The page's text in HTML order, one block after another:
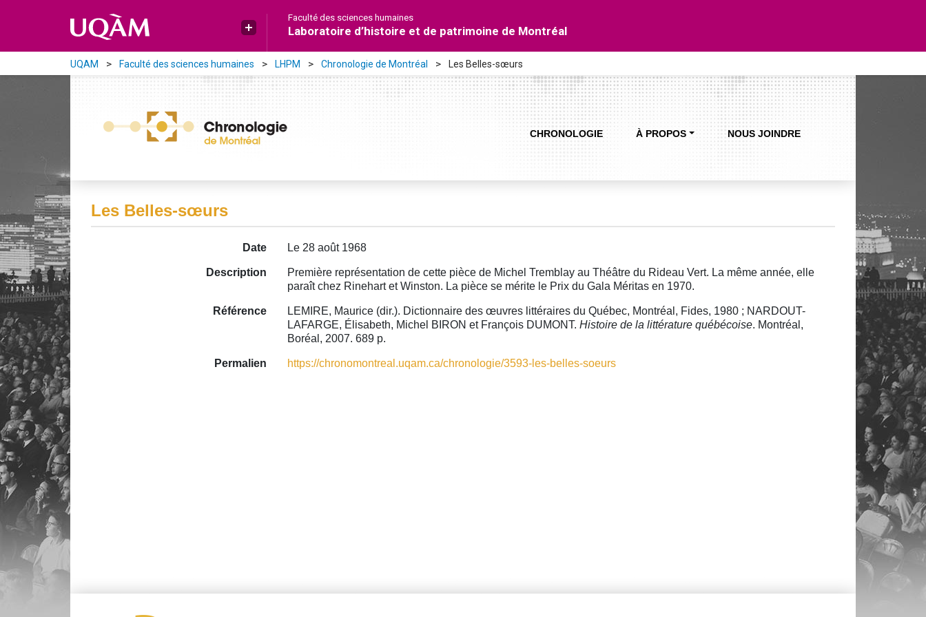
Faculté des sciences humaines
Laboratoire d’histoire et de patrimoine de Montréal
UQAM Faculté des sciences humaines LHPM Chronologie de Montréal Les Belles-sœurs
CHRONOLOGIE À PROPOS NOUS JOINDRE
Les Belles-sœurs
Date Le 28 août 1968
Description
Première représentation de cette pièce de Michel Tremblay au Théâtre du Rideau Vert. La même année, elle
paraît chez Rinehart et Winston. La pièce se mérite le Prix du Gala Méritas en 1970.
Référence
LEMIRE, Maurice (dir.). Dictionnaire des œuvres littéraires du Québec, Montréal, Fides, 1980 ; NARDOUT-
LAFARGE, Élisabeth, Michel BIRON et François DUMONT. Histoire de la littérature québécoise. Montréal,
Boréal, 2007. 689 p.
Permalien https://chronomontreal.uqam.ca/chronologie/3593-les-belles-soeurs